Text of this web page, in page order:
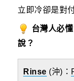
立即冷卻是對
台灣人必
說？
Rinse (沖)：